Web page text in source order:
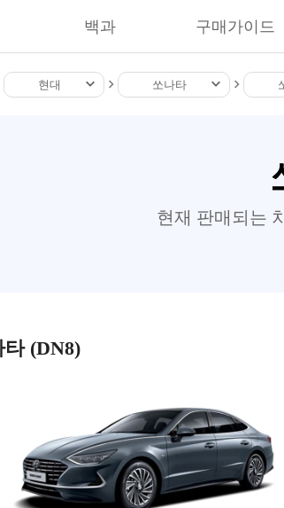
백과 구매가이드
현대 쏘나타
현재 판매되는
타 (DN8)